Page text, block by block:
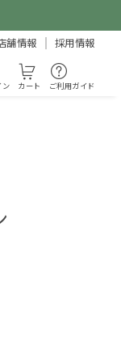
舗情報 採用情報
ン カート ご利用ガイド